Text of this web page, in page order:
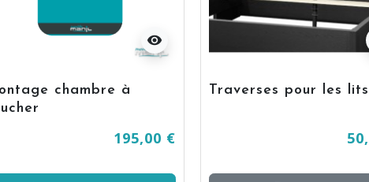
visibility
chambre à
195,00 €
Traverses pour les lits